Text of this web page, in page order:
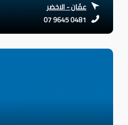
عمّان - الاخضر
07 9645 0481